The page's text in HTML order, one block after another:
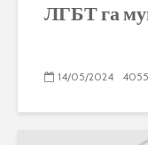
ЛГБТ га
14/05/2024